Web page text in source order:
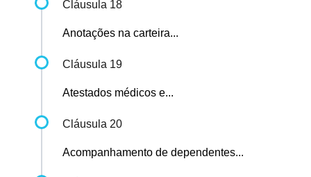
Cláusula 18
Anotações na carteira...
Cláusula 19
Atestados médicos e...
Cláusula 20
Acompanhamento de dependentes...